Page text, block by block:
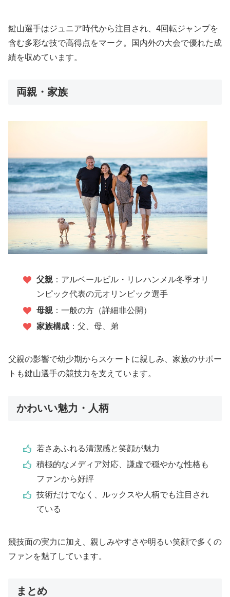
鍵山選手はジュニア時代から注目され、4回転ジャンプを
含む多彩な技で高得点をマーク。国内外の大会で優れた成
績を収めています。
両親・家族
父親：アルベールビル・リレハンメル冬季オリ
ンピック代表の元オリンピック選手
母親：一般の方（詳細非公開）
家族構成：父、母、弟
父親の影響で幼少期からスケートに親しみ、家族のサポー
トも鍵山選手の競技力を支えています。
かわいい魅力・人柄
若さあふれる清潔感と笑顔が魅力
積極的なメディア対応、謙虚で穏やかな性格も
ファンから好評
技術だけでなく、ルックスや人柄でも注目され
ている
競技面の実力に加え、親しみやすさや明るい笑顔で多くの
ファンを魅了しています。
まとめ